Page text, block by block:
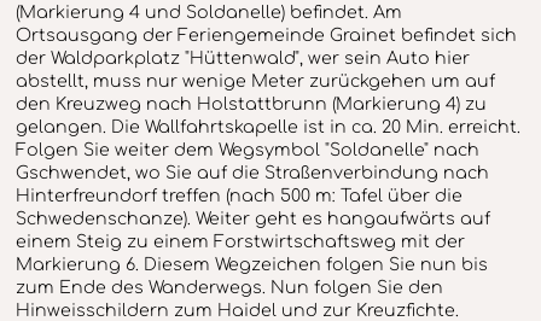
(Markierung 4 und Soldanelle) befindet. Am
Ortsausgang der Feriengemeinde Grainet befindet sich
der Waldparkplatz "Hüttenwald", wer sein Auto hier
abstellt, muss nur wenige Meter zurückgehen um auf
den Kreuzweg nach Holstattbrunn (Markierung 4) zu
gelangen. Die Wallfahrtskapelle ist in ca. 20 Min. erreicht.
Folgen Sie weiter dem Wegsymbol "Soldanelle" nach
Gschwendet, wo Sie auf die Straßenverbindung nach
Hinterfreundorf treffen (nach 500 m: Tafel über die
Schwedenschanze). Weiter geht es hangaufwärts auf
einem Steig zu einem Forstwirtschaftsweg mit der
Markierung 6. Diesem Wegzeichen folgen Sie nun bis
zum Ende des Wanderwegs. Nun folgen Sie den
Hinweisschildern zum Haidel und zur Kreuzfichte.